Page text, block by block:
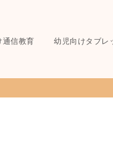
通信教育 幼児向けタブレ